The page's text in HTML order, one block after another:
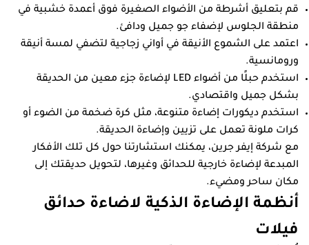
قم بتعليق أشرطة من الأضواء الصغيرة فوق أعمدة خشبية في
منطقة الجلوس لإضفاء جو جميل ودافئ.
اعتمد على الشموع الأنيقة في أواني زجاجية لتضفي لمسة أنيقة
ورومانسية.
استخدم حبلًا من أضواء LED لإضاءة جزء معين من الحديقة
بشكل جميل واقتصادي.
استخدم ديكورات إضاءة متنوعة، مثل كرة ضخمة من الضوء أو
كرات ملونة تعمل على تزيين وإضاءة الحديقة.
مع شركة إيفر جرين، يمكنك استشارتنا حول كل تلك الأفكار
المبدعة لإضاءة خارجية للحدائق وغيرها، لتحويل حديقتك إلى
مكان ساحر ومضيء.
أنظمة الإضاءة الذكية لاضاءة حدائق
فيلات